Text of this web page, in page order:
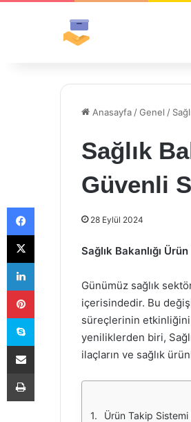
Anasayfa /Genel /
Sağlık
Güvenli
28 Eylül 2024
Sağlık Bakanlığı
Günümüz sağlık
içerisindedir. Bu
süreçlerinin
yeniliklerden biri,
ilaçların ve sağlık
Ürün Takip
Facebook
X
LinkedIn
Pinterest
Skype
E-Posta ile paylaş